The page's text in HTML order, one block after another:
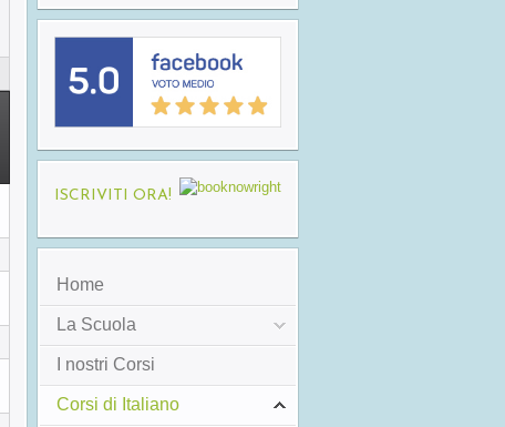
ISCRIVITI ORA!
Home
La Scuola
I nostri Corsi
Corsi di Italiano